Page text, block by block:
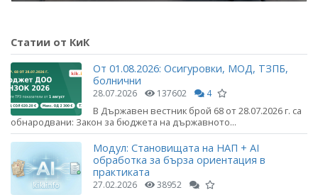
Статии от КиК
От 01.08.2026: Осигуровки, МОД, ТЗПБ,
болнични
28.07.2026 137602 4
В Държавен вестник брой 68 от 28.07.2026 г. са
обнародвани: Закон за бюджета на държавното...
Модул: Становищата на НАП + AI
обработка за бърза ориентация в
практиката
27.02.2026 38952